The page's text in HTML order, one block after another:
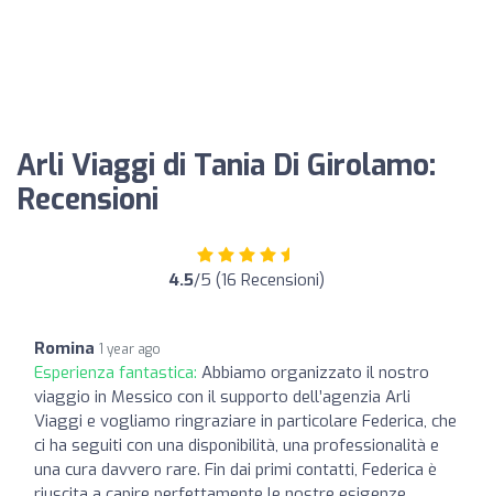
Arli Viaggi di Tania Di Girolamo:
Recensioni
4.5/5 (16 Recensioni)
Romina 1 year ago
Esperienza fantastica: Abbiamo organizzato il nostro
viaggio in Messico con il supporto dell’agenzia Arli
Viaggi e vogliamo ringraziare in particolare Federica, che
ci ha seguiti con una disponibilità, una professionalità e
una cura davvero rare. Fin dai primi contatti, Federica è